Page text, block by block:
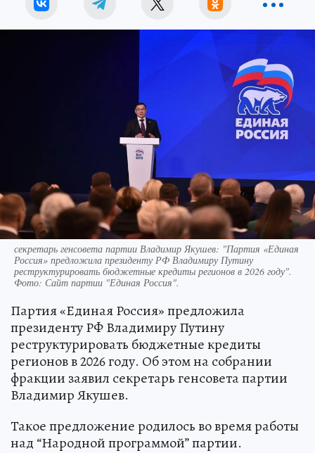
секретарь генсовета партии Владимир Якушев: "Партия «Единая
Россия» предложила президенту РФ Владимиру Путину
реструктурировать бюджетные кредиты регионов в 2026 году".
Фото: Сайт партии "Единая Россия".
Партия «Единая Россия» предложила
президенту РФ Владимиру Путину
реструктурировать бюджетные кредиты
регионов в 2026 году. Об этом на собрании
фракции заявил секретарь генсовета партии
Владимир Якушев.
Такое предложение родилось во время работы
над “Народной программой” партии.